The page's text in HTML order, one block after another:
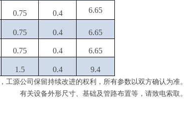
0.75 0.4 6.65
0.75 0.4
6.65
0.75 0.4 6.65
1.5 0.4 9.4
， 工源公司保留持续改进的权利 ， 所有参数以双方确认为准。
有关设备外形尺寸、基础及管路布置等，请致电索取。